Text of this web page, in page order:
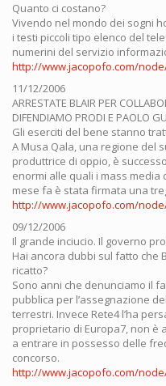
Quanto ci costano?
Vivendo nel mondo dei sogni
i testi piccoli tipo elenco del
numerini del servizio
http://www.jacopofo.com/
11/12/2006
ARRESTATE BLAIR PER
DIFENDIAMO PRODI E PAOLO
Gli eserciti del bene stanno
A Musa Qala, una regione del
produttrice di oppio, è
enormi alle quali i mass
mese fa è stata firmata una
http://www.jacopofo.com/
09/12/2006
Il grande inciucio. Il governo
Hai ancora dubbi sul fatto che
ricatto?
Sono anni che denunciamo il
pubblica per l’assegnazione
terrestri. Invece Rete4 l’ha
proprietario di Europa7, non è
a entrare in possesso delle
concorso.
http://www.jacopofo.com/